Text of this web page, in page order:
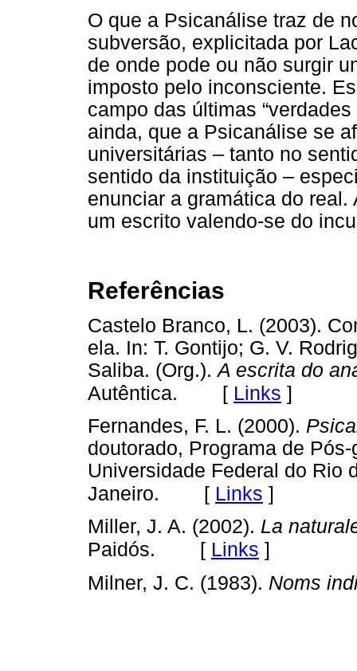
O que a Psicanálise traz de
subversão, explicitada por
de onde pode ou não surgir
imposto pelo inconsciente.
campo das últimas
ainda, que a Psicanálise se
universitárias – tanto no
sentido da instituição –
enunciar a gramática do
um escrito valendo-se do
Referências
Castelo Branco, L. (2003).
ela. In: T. Gontijo; G. V.
Saliba. (Org.).A escrita do
Autêntica. [ Links ]
Fernandes, F. L. (2000).
doutorado, Programa de
Universidade Federal do Rio
Janeiro. [ Links ]
Miller, J. A. (2002). La
Paidós. [ Links ]
Milner, J. C. (1983). Noms